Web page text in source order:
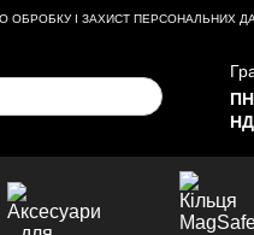
ОБРОБКУ І ЗАХИСТ ПЕРСОНАЛЬНИХ